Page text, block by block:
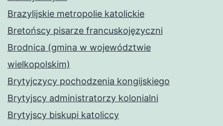
Brazylijskie metropolie katolickie
Bretońscy pisarze francuskojęzyczni
Brodnica (gmina w województwie
wielkopolskim)
Brytyjczycy pochodzenia kongijskiego
Brytyjscy administratorzy kolonialni
Brytyjscy biskupi katoliccy